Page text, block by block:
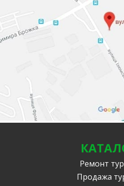
Ремонт
Продажа